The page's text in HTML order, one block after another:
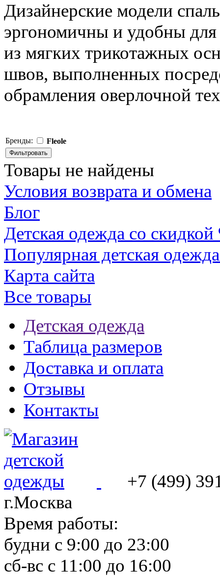
Дизайнерские модели
эргономичны и удобны
из мягких трикотажных
швов, выполненных
обрамления оверлочной
Бренды: Fleole
Товары не найдены
Условия возврата и обмена
Блог
Детская одежда со скидкой
Популярная детская
Карта сайта
Все товары
Детская одежда
Таблица размеров
Доставка и оплата
Отзывы
Контакты
+7 (499)
г.Москва
Время работы:
будни с 9:00 до 23:00
сб-вс с 11:00 до 16:00